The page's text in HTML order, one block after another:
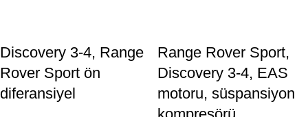
Discovery 3-4, Range
Rover Sport ön
diferansiyel
Range Rover Sport,
Discovery 3-4, EAS
motoru, süspansiyon